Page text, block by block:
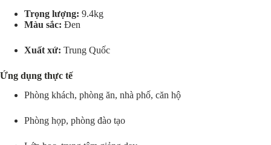
Trọng lượng: 9.4kg
Màu sắc: Đen
Xuất xứ: Trung Quốc
Ứng dụng thực tế
Phòng khách, phòng ăn, nhà phố, căn hộ
Phòng họp, phòng đào tạo